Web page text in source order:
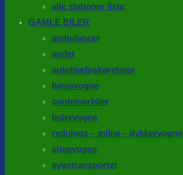
alle stationer liste
GAMLE BILER
ambulancer
andet
autohjælpskøretøjer
basisvogne
conteinerbiler
ledervogne
rednings – milijø – dykkervogne
stigevogne
sygetransporter